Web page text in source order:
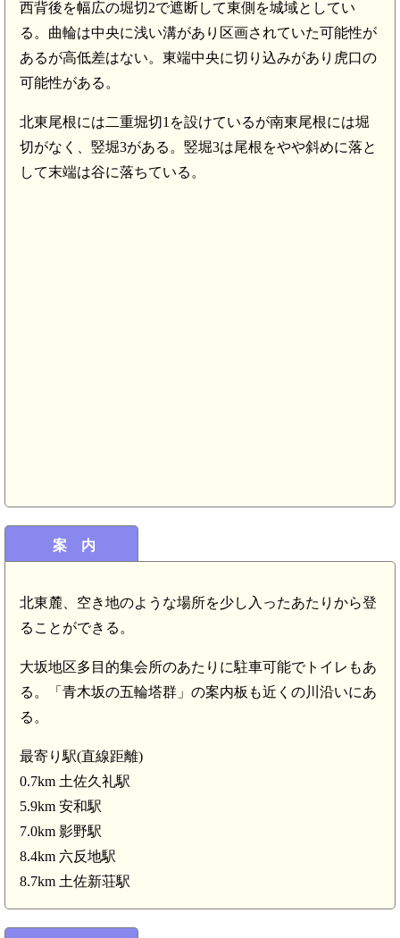
西背後を幅広の堀切2で遮断して東側を城域としてい
る。曲輪は中央に浅い溝があり区画されていた可能性が
あるが高低差はない。東端中央に切り込みがあり虎口の
可能性がある。
北東尾根には二重堀切1を設けているが南東尾根には堀
切がなく、竪堀3がある。竪堀3は尾根をやや斜めに落と
して末端は谷に落ちている。
案 内
北東麓、空き地のような場所を少し入ったあたりから登
ることができる。
大坂地区多目的集会所のあたりに駐車可能でトイレもあ
る。「青木坂の五輪塔群」の案内板も近くの川沿いにあ
る。
最寄り駅(直線距離)
0.7km 土佐久礼駅
5.9km 安和駅
7.0km 影野駅
8.4km 六反地駅
8.7km 土佐新荘駅